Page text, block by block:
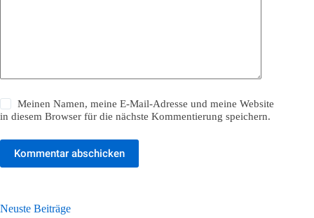
Meinen Namen, meine E-Mail-Adresse und meine Website
in diesem Browser für die nächste Kommentierung speichern.
Kommentar abschicken
Neuste Beiträge